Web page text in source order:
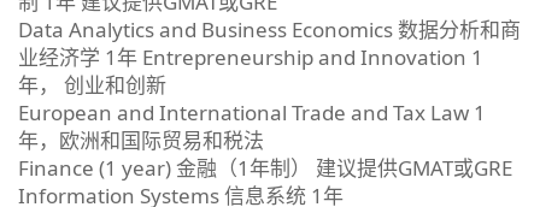
Data Analytics and Business Economics 数据分析和商
业经济学 1年 Entrepreneurship and Innovation 1
年， 创业和创新
European and International Trade and Tax Law 1
年，欧洲和国际贸易和税法
Finance (1 year) 金融（1年制） 建议提供GMAT或GRE
Information Systems 信息系统 1年